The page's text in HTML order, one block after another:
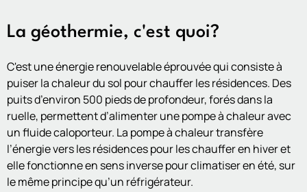
La géothermie, c'est quoi?
C'est une énergie renouvelable éprouvée qui consiste à
puiser la chaleur du sol pour chauffer les résidences. Des
puits d’environ 500 pieds de profondeur, forés dans la
ruelle, permettent d’alimenter une pompe à chaleur avec
un fluide caloporteur. La pompe à chaleur transfère
l’énergie vers les résidences pour les chauffer en hiver et
elle fonctionne en sens inverse pour climatiser en été, sur
le même principe qu’un réfrigérateur.